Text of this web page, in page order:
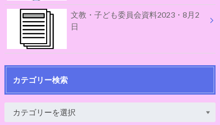
文教・子ども委員会資料2023・8月2
日
カテゴリー検索